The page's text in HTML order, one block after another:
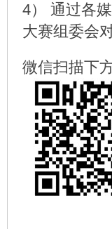
4） 通过各
大赛组委会
微信扫描下